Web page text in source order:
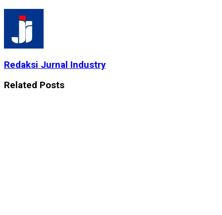
Redaksi Jurnal Industry
Related Posts